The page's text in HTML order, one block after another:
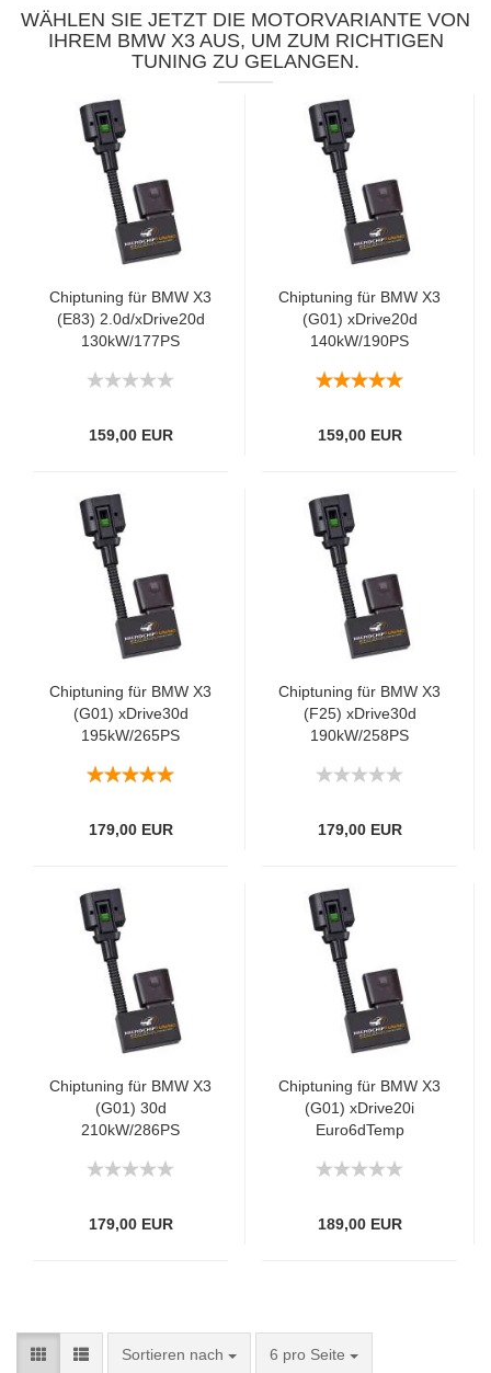
WÄHLEN SIE JETZT DIE MOTORVARIANTE VON
IHREM BMW X3 AUS, UM ZUM RICHTIGEN
TUNING ZU GELANGEN.
Chiptuning für BMW X3
(E83) 2.0d/xDrive20d
130kW/177PS
159,00 EUR
Chiptuning für BMW X3
(G01) xDrive20d
140kW/190PS
159,00 EUR
Chiptuning für BMW X3
(G01) xDrive30d
195kW/265PS
179,00 EUR
Chiptuning für BMW X3
(F25) xDrive30d
190kW/258PS
179,00 EUR
Chiptuning für BMW X3
(G01) 30d
210kW/286PS
179,00 EUR
Chiptuning für BMW X3
(G01) xDrive20i
Euro6dTemp
189,00 EUR
Sortieren nach 6 pro Seite